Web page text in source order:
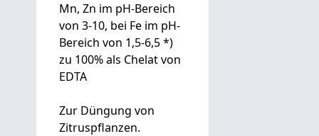
Mn, Zn im pH-Bereich
von 3-10, bei Fe im pH-
Bereich von 1,5-6,5 *)
zu 100% als Chelat von
EDTA
Zur Düngung von
Zitruspflanzen.